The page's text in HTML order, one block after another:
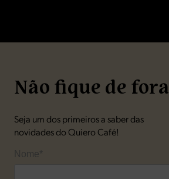
Não fique de fora
Seja um dos primeiros a saber das
novidades do Quiero Café!
Nome*